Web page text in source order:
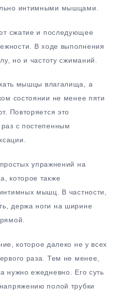
интимными мышцами.
сжатие и последующее
В ходе выполнения
но и частоту сжиманий.
мышцы влагалища, а
состоянии не менее пяти
Повторяется это
с постепенным
упражнений на
которое также
мышц. В частности,
держа ноги на ширине
которое далеко не у всех
раза. Тем не менее,
нужно ежедневно. Его суть
полой трубки